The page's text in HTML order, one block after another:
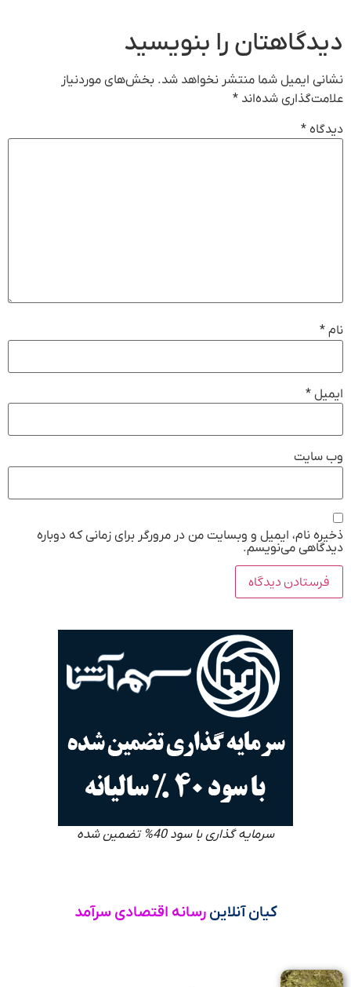
دیدگاهتان را بنویسید
نشانی ایمیل شما منتشر نخواهد شد. بخش‌های موردنیاز
علامت‌گذاری شده‌اند *
دیدگاه *
نام *
ایمیل *
وب‌ سایت
ذخیره نام، ایمیل و وبسایت من در مرورگر برای زمانی که دوباره
دیدگاهی می‌نویسم.
سرمایه گذاری با سود 40% تضمین شده
کیان آنلاین رسانه اقتصادی سرآمد